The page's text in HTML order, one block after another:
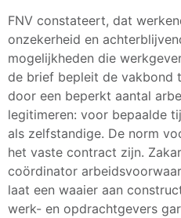
FNV constateert, dat
onzekerheid en
mogelijkheden die
de brief bepleit de vakbond
door een beperkt aantal
legitimeren: voor bepaalde
als zelfstandige. De norm
het vaste contract zijn.
coördinator
laat een waaier aan
werk- en opdrachtgevers